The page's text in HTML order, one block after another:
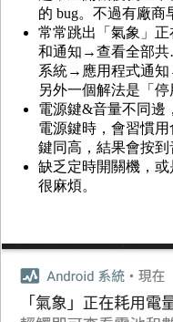
的 bug。不過有廠商
常常跳出「氣象」
和通知→查看全部
系統→應用程式通
另外一個解法是「停
電源鍵&音量不同邊
電源鍵時，會習慣
鍵同高，結果會按到
缺乏定時開關機，或
很麻煩。